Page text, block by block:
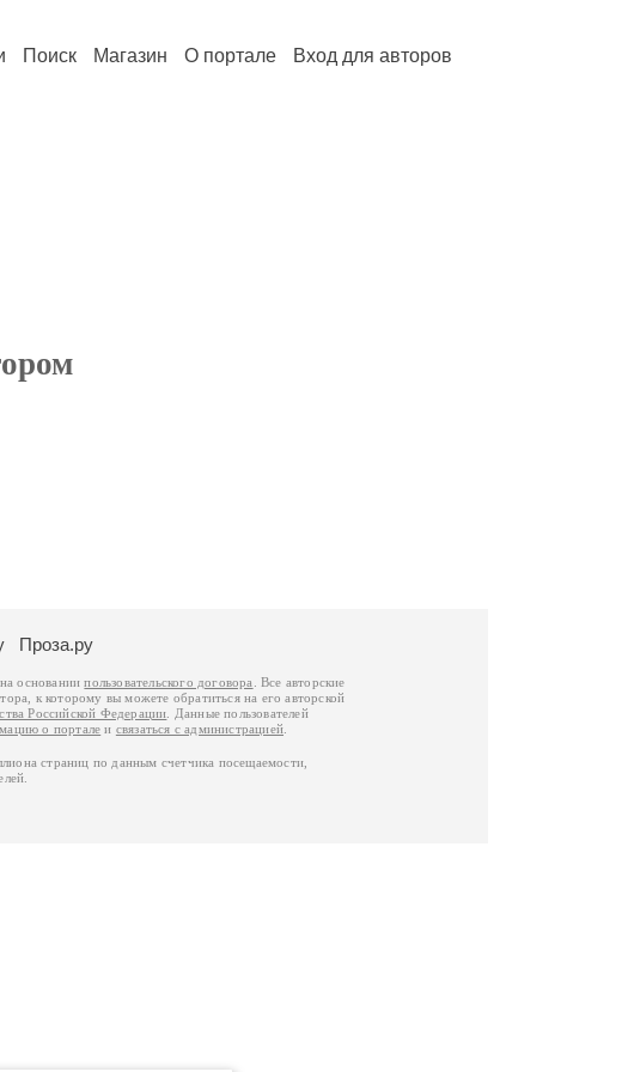
Поиск Магазин О портале Вход для авторов
Проза.ру
основаниипользовательского договора
. Все авторские
к которому вы можете обратиться на его авторской
Российской Федерации . Данные пользователей
о портале и связаться с администрацией
страниц по данным счетчика посещаемости,